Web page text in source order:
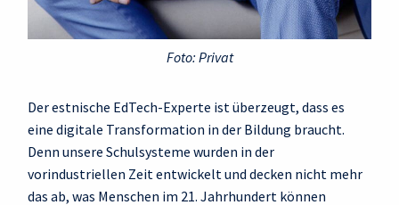
Foto: Privat
Der estnische EdTech-Experte ist überzeugt, dass es
eine digitale Transformation in der Bildung braucht.
Denn unsere Schulsysteme wurden in der
vorindustriellen Zeit entwickelt und decken nicht mehr
das ab, was Menschen im 21. Jahrhundert können